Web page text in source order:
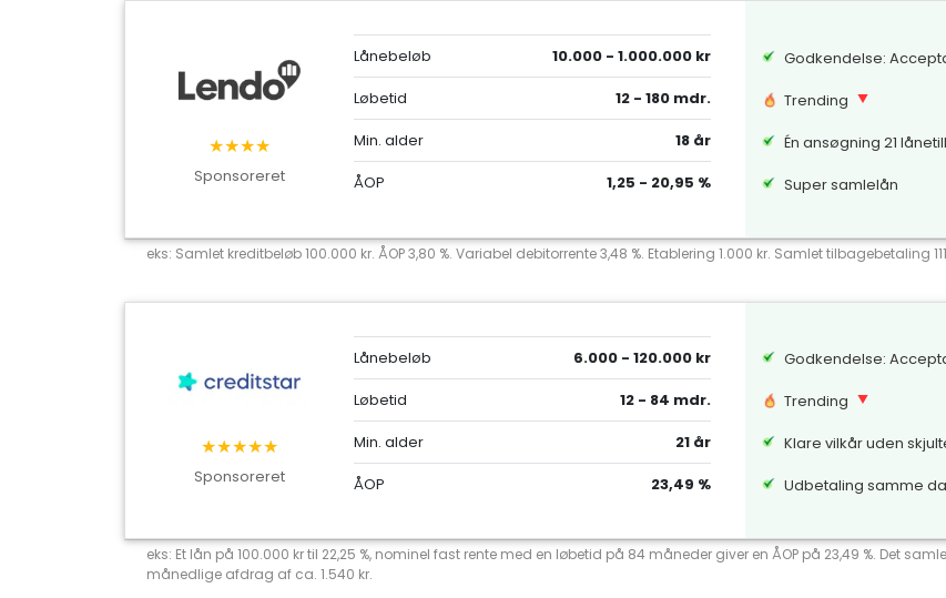
★★★★
Sponsoreret
Lånebeløb
10.000 - 1.000.000 kr
Løbetid
12 - 180 mdr.
Min. alder
18 år
ÅOP
1,25 - 20,95 %
Godkendelse:
Trending
Én ansøgning 21
Super samlelån
eks: Samlet kreditbeløb 100.000 kr. ÅOP 3,80 %. Variabel debitorrente 3,48 %. Etablering 1.000 kr. Samlet tilbagebetaling
★★★★★
Sponsoreret
Lånebeløb
6.000 - 120.000 kr
Løbetid
12 - 84 mdr.
Min. alder
21 år
ÅOP
23,49 %
Godkendelse:
Trending
Klare vilkår uden
Udbetaling samme
eks: Et lån på 100.000 kr til 22,25 %, nominel fast rente med en løbetid på 84 måneder giver en ÅOP på 23,49 %. Det
månedlige afdrag af ca. 1.540 kr.